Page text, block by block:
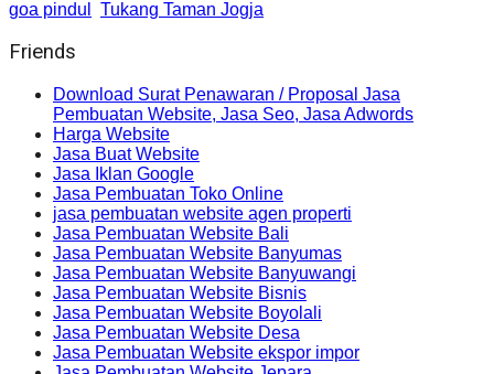
goa pindul Tukang Taman Jogja
Friends
Download Surat Penawaran / Proposal Jasa
Pembuatan Website, Jasa Seo, Jasa Adwords
Harga Website
Jasa Buat Website
Jasa Iklan Google
Jasa Pembuatan Toko Online
jasa pembuatan website agen properti
Jasa Pembuatan Website Bali
Jasa Pembuatan Website Banyumas
Jasa Pembuatan Website Banyuwangi
Jasa Pembuatan Website Bisnis
Jasa Pembuatan Website Boyolali
Jasa Pembuatan Website Desa
Jasa Pembuatan Website ekspor impor